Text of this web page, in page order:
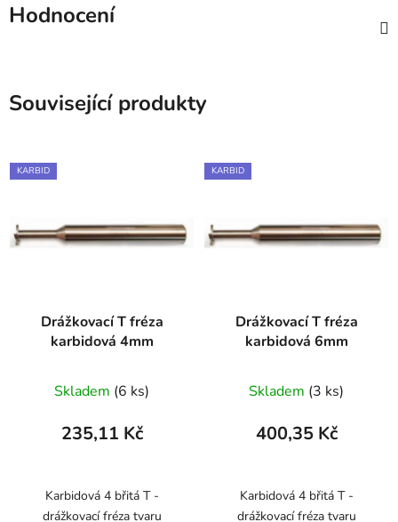
Hodnocení
Související produkty
KARBID
Drážkovací T fréza
karbidová 4mm
Skladem (6 ks)
235,11 Kč
Karbidová 4 břitá T -
drážkovací fréza tvaru
KARBID
Drážkovací T fréza
karbidová 6mm
Skladem (3 ks)
400,35 Kč
Karbidová 4 břitá T -
drážkovací fréza tvaru